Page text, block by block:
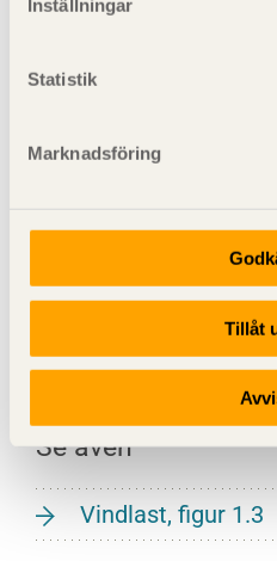
Inställningar
Statistik
Marknadsföring
Tillåt
3,0 240
Se även
Vindlast, figur 1.3